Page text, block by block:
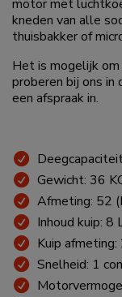
motor met
kneden van alle
thuisbakker of
Het is mogelijk
proberen bij ons in
een afspraak in.
Gewicht: 36
Afmeting: 52
Inhoud kuip: 8
Kuip
Snelheid: 1